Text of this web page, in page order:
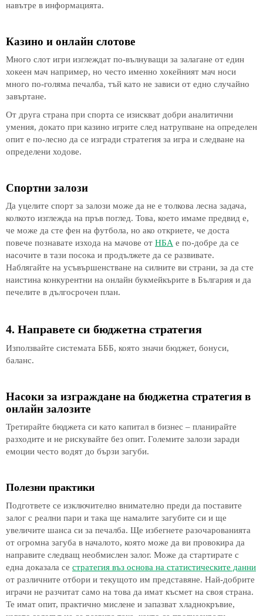
навътре в информацията.
Казино и онлайн слотове
Много слот игри изглеждат по-вълнуващи за залагане от един
хокеен мач например, но често именно хокейният мач носи
много по-голяма печалба, тъй като не зависи от едно случайно
завъртане.
От друга страна при спорта се изискват добри аналитични
умения, докато при казино игрите след натрупване на определен
опит е по-лесно да се изгради стратегия за игра и следване на
определени ходове.
Спортни залози
Да уцелите спорт за залози може да не е толкова лесна задача,
колкото изглежда на пръв поглед. Това, което имаме предвид е,
че може да сте фен на футбола, но ако откриете, че доста
повече познавате изхода на мачове от НБА е по-добре да се
насочите в тази посока и продължете да се развивате.
Наблягайте на усъвършенстване на силните ви страни, за да сте
наистина конкурентни на онлайн букмейкърите в България и да
печелите в дългосрочен план.
4. Направете си бюджетна стратегия
Използвайте системата БББ, която значи бюджет, бонуси,
баланс.
Насоки за изграждане на бюджетна стратегия в
онлайн залозите
Третирайте бюджета си като капитал в бизнес – планирайте
разходите и не рискувайте без опит. Големите залози заради
емоции често водят до бързи загуби.
Полезни практики
Подгответе се изключително внимателно преди да поставите
залог с реални пари и така ще намалите загубите си и ще
увеличите шанса си за печалба. Ще избегнете разочарованията
от огромна загуба в началото, която може да ви провокира да
направите следващ необмислен залог. Може да стартирате с
една доказала се стратегия въз основа на статистическите данни
от различните отбори и текущото им представяне. Най-добрите
играчи не разчитат само на това да имат късмет на своя страна.
Те имат опит, практично мислене и запазват хладнокръвие,